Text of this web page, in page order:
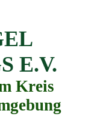
E.V.
Kreis